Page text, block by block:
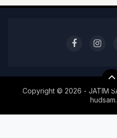
Copyright © 2026 - JATIM